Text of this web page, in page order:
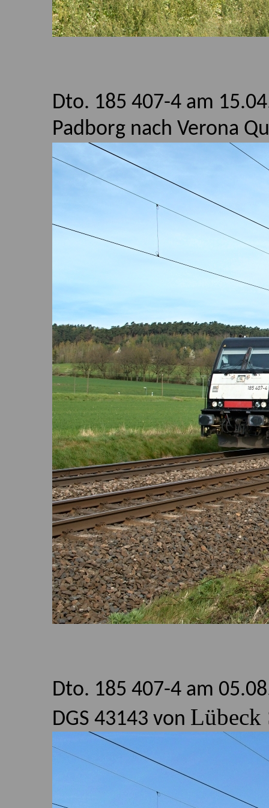
Dto. 185 407-4 am
Padborg nach Verona
Dto. 185 407-4 am
DGS 43143 von Lübeck